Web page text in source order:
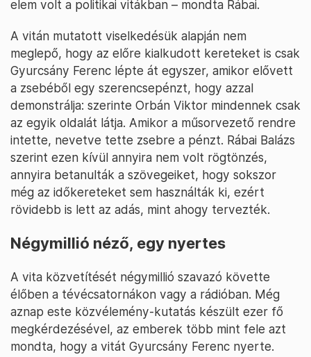
elem volt a politikai vitákban – mondta Rábai.
A vitán mutatott viselkedésük alapján nem
meglepő, hogy az előre kialkudott kereteket is csak
Gyurcsány Ferenc lépte át egyszer, amikor elővett
a zsebéből egy szerencsepénzt, hogy azzal
demonstrálja: szerinte Orbán Viktor mindennek csak
az egyik oldalát látja. Amikor a műsorvezető rendre
intette, nevetve tette zsebre a pénzt. Rábai Balázs
szerint ezen kívül annyira nem volt rögtönzés,
annyira betanulták a szövegeiket, hogy sokszor
még az időkereteket sem használták ki, ezért
rövidebb is lett az adás, mint ahogy tervezték.
Négymillió néző, egy nyertes
A vita közvetítését négymillió szavazó követte
élőben a tévécsatornákon vagy a rádióban. Még
aznap este közvélemény-kutatás készült ezer fő
megkérdezésével, az emberek több mint fele azt
mondta, hogy a vitát Gyurcsány Ferenc nyerte.